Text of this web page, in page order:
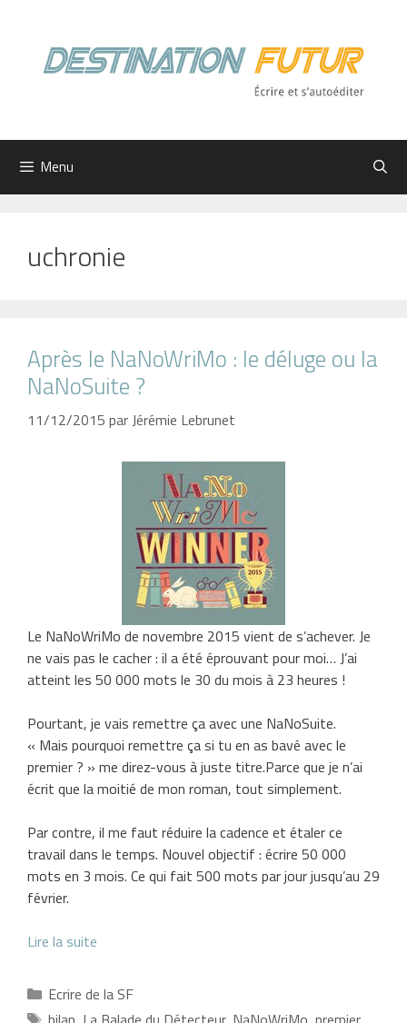
contenu
Menu
uchronie
Après le NaNoWriMo : le déluge ou la
NaNoSuite ?
11/12/2015 par Jérémie Lebrunet
Le NaNoWriMo de novembre 2015 vient de s’achever. Je
ne vais pas le cacher : il a été éprouvant pour moi… J’ai
atteint les 50 000 mots le 30 du mois à 23 heures !
Pourtant, je vais remettre ça avec une NaNoSuite.
« Mais pourquoi remettre ça si tu en as bavé avec le
premier ? » me direz-vous à juste titre.Parce que je n’ai
écrit que la moitié de mon roman, tout simplement.
Par contre, il me faut réduire la cadence et étaler ce
travail dans le temps. Nouvel objectif : écrire 50 000
mots en 3 mois. Ce qui fait 500 mots par jour jusqu’au 29
février.
Lire la suite
Catégories
Ecrire de la SF
Étiquettes